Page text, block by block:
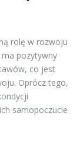
rolę w rozwoju
ma pozytywny
co jest
Oprócz tego,
samopoczucie